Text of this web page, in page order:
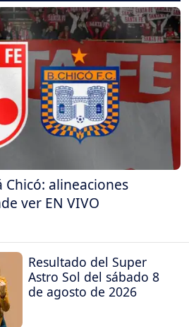
Chicó: alineaciones
ver EN VIVO
Resultado del Super
Astro Sol del sábado 8
de agosto de 2026